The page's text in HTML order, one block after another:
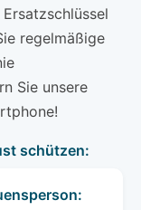
regelmäßige
Sie unsere
schützen: